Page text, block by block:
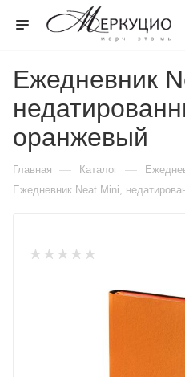
Ежедневник
оранжевый
Главная — Каталог —
Ежедневник Neat Mini,